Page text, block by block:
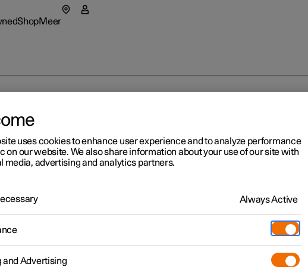
ShopMeer
Polestar 2
Polestar 3
ontdekken
aanvragen
in een nieuw venster)
Fleet &
Voordeel alle
Polestar
je op de
van Polestar
uses cookies to enhance user experience and to analyze performance
on our website. We also share information about your use of our site with
media, advertising and analytics partners.
Always Active
and Advertising